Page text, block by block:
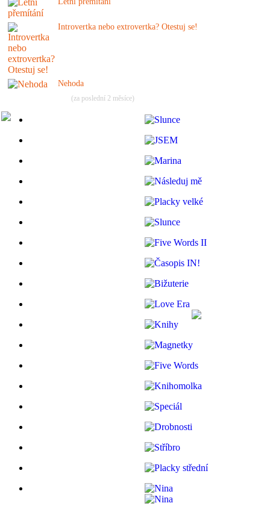
Introvertka nebo extrovertka? Otestuj se!
Nehoda
(za poslední 2 měsíce)